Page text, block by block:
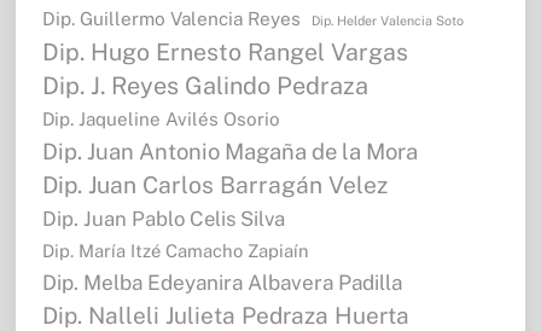
Dip. Guillermo Valencia Reyes Dip. Helder Valencia Soto
Dip. Hugo Ernesto Rangel Vargas
Dip. J. Reyes Galindo Pedraza
Dip. Jaqueline Avilés Osorio
Dip. Juan Antonio Magaña de la Mora
Dip. Juan Carlos Barragán Velez
Dip. Juan Pablo Celis Silva
Dip. María Itzé Camacho Zapiaín
Dip. Melba Edeyanira Albavera Padilla
Dip. Nalleli Julieta Pedraza Huerta